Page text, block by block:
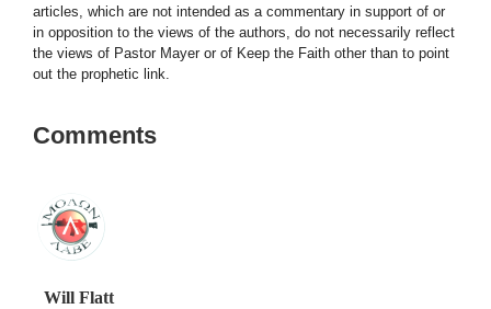
articles, which are not intended as a commentary in support of or
in opposition to the views of the authors, do not necessarily reflect
the views of Pastor Mayer or of Keep the Faith other than to point
out the prophetic link.
Comments
Will Flatt